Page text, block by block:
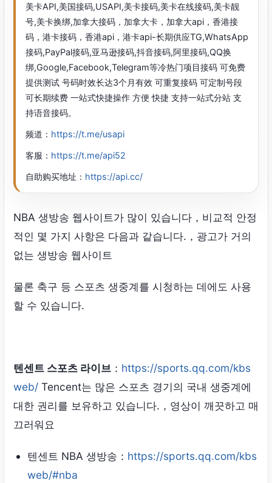
美卡API,美国接码,USAPI,美卡接码,美卡在线接码,美卡靓
号,美卡换绑,加拿大接码，加拿大卡，加拿大api，香港接
码，港卡接码，香港api，港卡api-长期供应TG,WhatsApp
接码,PayPal接码,亚马逊接码,抖音接码,阿里接码,QQ换
绑,Google,Facebook,Telegram等冷热门项目接码 可免费
提供测试 号码时效长达3个月有效 可重复接码 可定制号段
可长期续费 一站式快捷操作 方便 快捷 支持一站式分站 支
持语音接码。
频道： https://t.me/usapi
客服： https://t.me/api52
自助购买地址： https://api.cc/
NBA 생방송 웹사이트가 많이 있습니다，비교적 안정
적인 몇 가지 사항은 다음과 같습니다.，광고가 거의
없는 생방송 웹사이트
물론 축구 등 스포츠 생중계를 시청하는 데에도 사용
할 수 있습니다.
텐센트 스포츠 라이브： https://sports.qq.com/kbs
web/Tencent는 많은 스포츠 경기의 국내 생중계에
대한 권리를 보유하고 있습니다.，영상이 깨끗하고 매
끄러워요
텐센트 NBA 생방송： https://sports.qq.com/kbs
web/#nba